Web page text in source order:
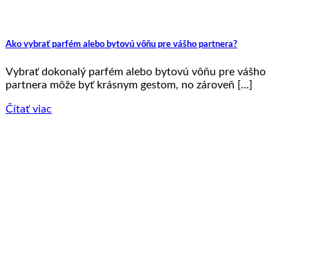
Ako vybrať parfém alebo bytovú vôňu pre vášho partnera?
Vybrať dokonalý parfém alebo bytovú vôňu pre vášho
partnera môže byť krásnym gestom, no zároveň [...]
Čítať viac